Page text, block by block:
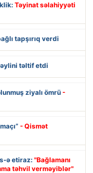
Təyinat səlahiyyəti
tapşırıq verdi
təltif etdi
ziyalı ömrü -
- Qismət
ə etiraz: "Bağlamanı
təhvil verməyiblər"